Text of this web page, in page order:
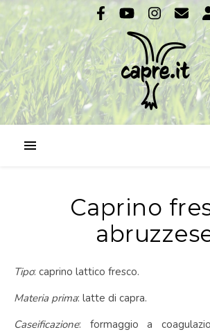
Caprino
Tipo: caprino lattico fresco.
Materia prima: latte di capra.
Caseificazione: formaggio a